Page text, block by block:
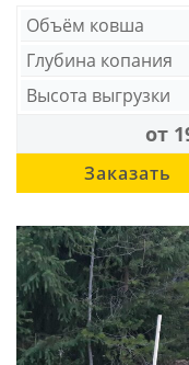
Объём ковша
Глубина копания
Высота выгрузки
от
Заказать